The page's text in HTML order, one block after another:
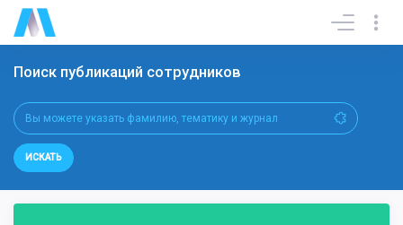
Поиск публикаций сотрудников
ИСКАТЬ